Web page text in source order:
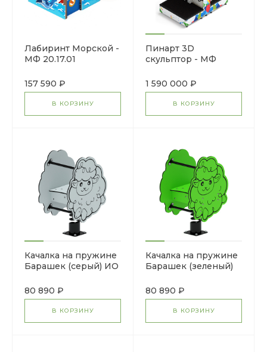
Лабиринт Морской -
МФ 20.17.01
157 590 ₽
В КОРЗИНУ
Пинарт 3D
скульптор - МФ
1 590 000 ₽
В КОРЗИНУ
Качалка на пружине
Барашек (серый) ИО
80 890 ₽
В КОРЗИНУ
Качалка на пружине
Барашек (зеленый)
80 890 ₽
В КОРЗИНУ